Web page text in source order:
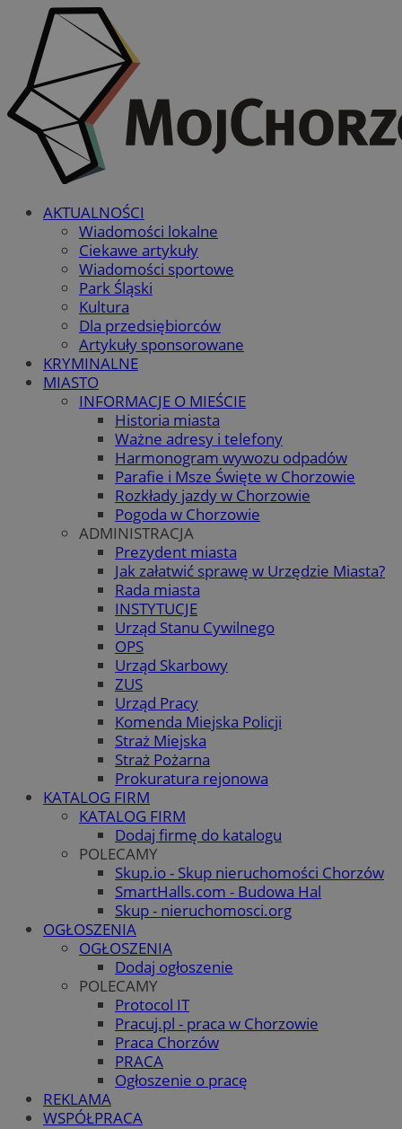
AKTUALNOŚCI
Wiadomości lokalne
Ciekawe artykuły
Wiadomości sportowe
Park Śląski
Kultura
Dla przedsiębiorców
Artykuły sponsorowane
KRYMINALNE
MIASTO
INFORMACJE O MIEŚCIE
Historia miasta
Ważne adresy i telefony
Harmonogram wywozu odpadów
Parafie i Msze Święte w Chorzowie
Rozkłady jazdy w Chorzowie
Pogoda w Chorzowie
ADMINISTRACJA
Prezydent miasta
Jak załatwić sprawę w Urzędzie Miasta?
Rada miasta
INSTYTUCJE
Urząd Stanu Cywilnego
OPS
Urząd Skarbowy
ZUS
Urząd Pracy
Komenda Miejska Policji
Straż Miejska
Straż Pożarna
Prokuratura rejonowa
KATALOG FIRM
KATALOG FIRM
Dodaj firmę do katalogu
POLECAMY
Skup.io - Skup nieruchomości Chorzów
SmartHalls.com - Budowa Hal
Skup - nieruchomosci.org
OGŁOSZENIA
OGŁOSZENIA
Dodaj ogłoszenie
POLECAMY
Protocol IT
Pracuj.pl - praca w Chorzowie
Praca Chorzów
PRACA
Ogłoszenie o pracę
REKLAMA
WSPÓŁPRACA